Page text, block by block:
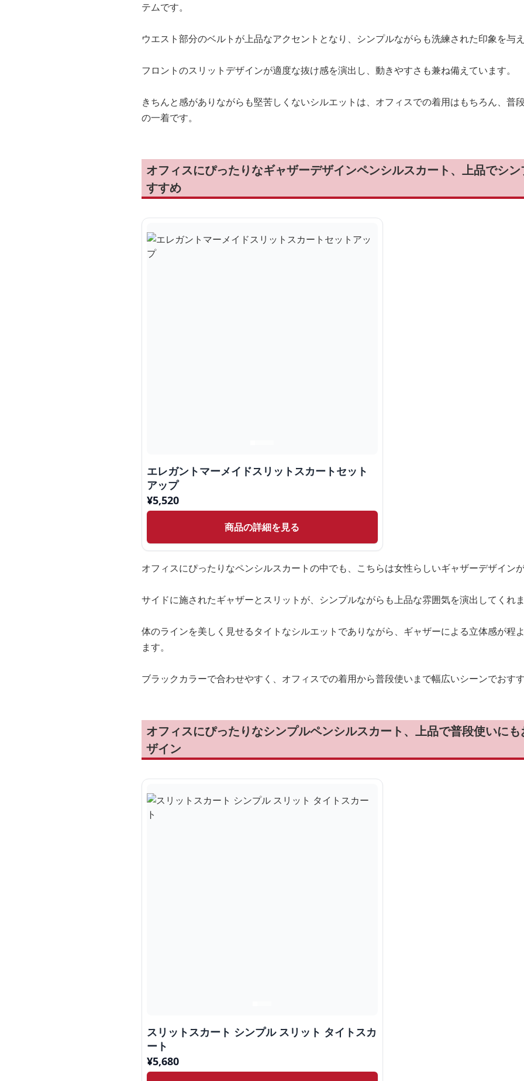
テムです。
ウエスト部分のベルトが上品なアクセントとなり、シンプルながらも洗練された印象を与え
フロントのスリットデザインが適度な抜け感を演出し、動きやすさも兼ね備えています。
きちんと感がありながらも堅苦しくないシルエットは、オフィスでの着用はもちろん、普
の一着です。
オフィスにぴったりなギャザーデザインペンシルスカート、上品でシ
すすめ
エレガントマーメイドスリットスカートセット
アップ
¥5,520
商品の詳細を見る
オフィスにぴったりなペンシルスカートの中でも、こちらは女性らしいギャザーデザインが
サイドに施されたギャザーとスリットが、シンプルながらも上品な雰囲気を演出してくれま
体のラインを美しく見せるタイトなシルエットでありながら、ギャザーによる立体感が程
ます。
ブラックカラーで合わせやすく、オフィスでの着用から普段使いまで幅広いシーンでおす
オフィスにぴったりなシンプルペンシルスカート、上品で普段使いに
ザイン
スリットスカート シンプル スリット タイトスカ
ート
¥5,680